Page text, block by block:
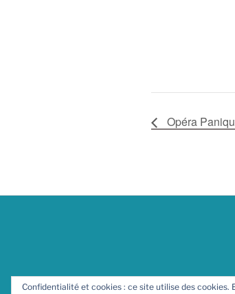
Opéra
Confidentialité et cookies : ce site utilise des